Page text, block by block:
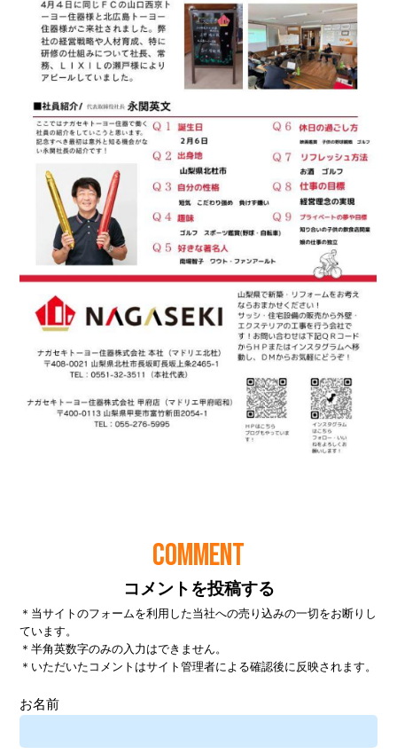
COMMENT
コメントを投稿する
＊当サイトのフォームを利用した当社への売り込みの一切をお断りし
ています。
＊半角英数字のみの入力はできません。
＊いただいたコメントはサイト管理者による確認後に反映されます。
お名前